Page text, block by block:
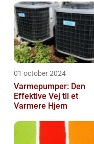
01 october 2024
Varmepumper: Den
Effektive Vej til et
Varmere Hjem